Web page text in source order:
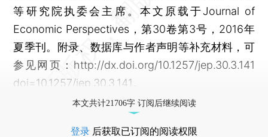
等研究院执委会主席。本文原载于Journal of
Economic Perspectives，第30卷第3号，2016年
夏季刊。附录、数据库与作者声明等补充材料，可
参见网页：http://dx.doi.org/10.1257/jep.30.3.141
doi=10.1257/jep.30.3.141。
本文共计21706字 订阅后继续阅读
登录 后获取已订阅的阅读权限